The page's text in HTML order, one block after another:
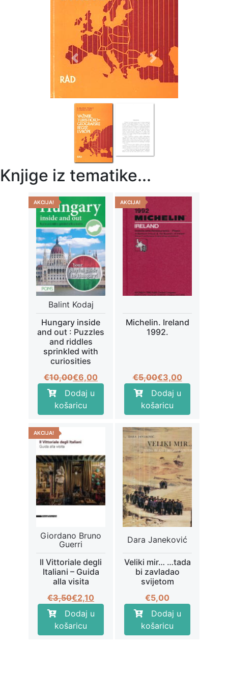
Previous Next
Knjige iz tematike...
AKCIJA!
Balint Kodaj
Hungary inside
and out : Puzzles
and riddles
sprinkled with
curiosities
€10,00Izvorna
cijena
bila
je:
€6,00
Trenutna
cijena
je:
€6,00.
Dodaj u
košaricu
AKCIJA!
Michelin. Ireland
1992.
€5,00Izvorna
cijena
bila
je:
€5,00.
€3,00
Trenutna
cijena
je:
€3,00.
Dodaj u
košaricu
AKCIJA!
Giordano Bruno
Guerri
Il Vittoriale degli
Italiani – Guida
alla visita
€3,50Izvorna
cijena
bila
je:
€2,10
Trenutna
cijena
je:
€2,10.
Dodaj u
košaricu
Dara Janeković
Veliki mir… …tada
bi zavladao
svijetom
€5,00
Dodaj u
košaricu